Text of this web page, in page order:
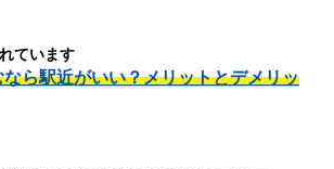
ています
ら駅近がいい？メリットとデメリッ